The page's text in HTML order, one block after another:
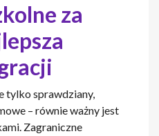
za
tylko sprawdziany,
– równie ważny jest
Zagraniczne